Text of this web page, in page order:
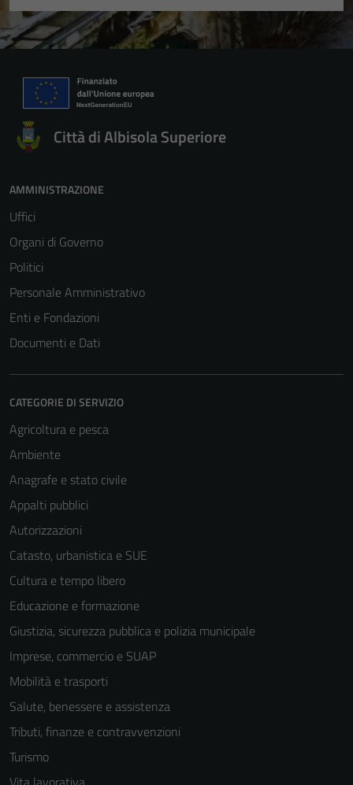
Città di Albisola Superiore
AMMINISTRAZIONE
Uffici
Organi di Governo
Politici
Personale Amministrativo
Enti e Fondazioni
Documenti e Dati
CATEGORIE DI SERVIZIO
Agricoltura e pesca
Ambiente
Anagrafe e stato civile
Appalti pubblici
Autorizzazioni
Catasto, urbanistica e SUE
Cultura e tempo libero
Educazione e formazione
Giustizia, sicurezza pubblica e polizia municipale
Imprese, commercio e SUAP
Mobilità e trasporti
Salute, benessere e assistenza
Tributi, finanze e contravvenzioni
Turismo